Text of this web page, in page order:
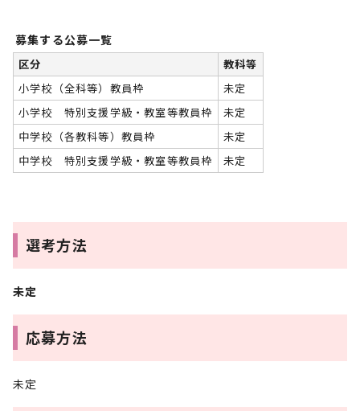
募集する公募一覧
区分
教科等
小学校（全科等）教員枠
未定
小学校 特別支援学級・教室等教員枠
未定
中学校（各教科等）教員枠
未定
中学校 特別支援学級・教室等教員枠
未定
選考方法
未定
応募方法
未定